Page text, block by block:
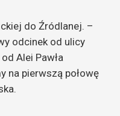
do Źródlanej. –
odcinek od ulicy
Alei Pawła
na pierwszą połowę